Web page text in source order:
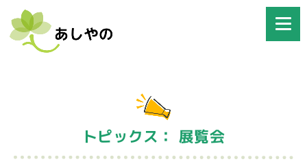
トピックス： 展覧会